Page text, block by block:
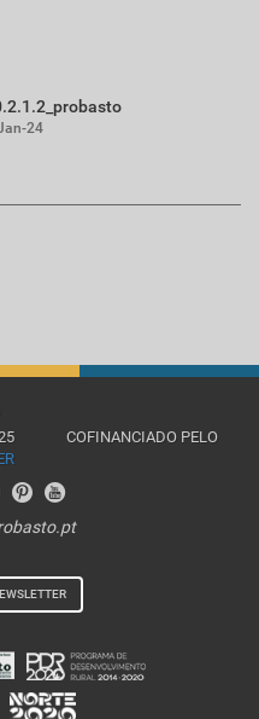
24
COFINANCIADO PELO